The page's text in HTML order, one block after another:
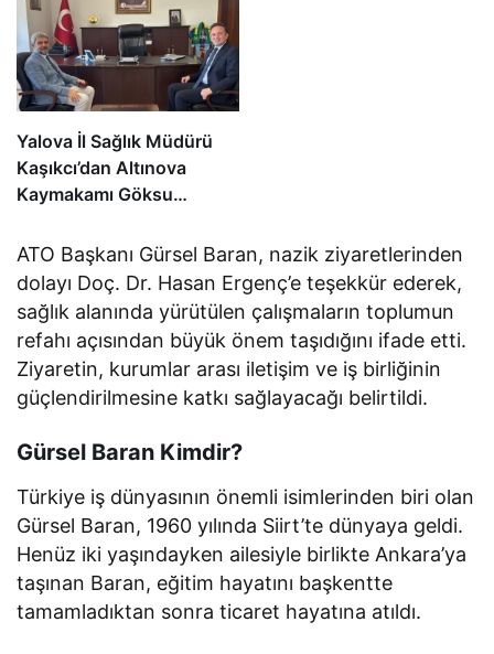
Yalova İl Sağlık Müdürü
Kaşıkcı’dan Altınova
Kaymakamı Göksu
Ziyareti
ATO Başkanı Gürsel Baran, nazik ziyaretlerinden
dolayı Doç. Dr. Hasan Ergenç’e teşekkür ederek,
sağlık alanında yürütülen çalışmaların toplumun
refahı açısından büyük önem taşıdığını ifade etti.
Ziyaretin, kurumlar arası iletişim ve iş birliğinin
güçlendirilmesine katkı sağlayacağı belirtildi.
Gürsel Baran Kimdir?
Türkiye iş dünyasının önemli isimlerinden biri olan
Gürsel Baran, 1960 yılında Siirt’te dünyaya geldi.
Henüz iki yaşındayken ailesiyle birlikte Ankara’ya
taşınan Baran, eğitim hayatını başkentte
tamamladıktan sonra ticaret hayatına atıldı.